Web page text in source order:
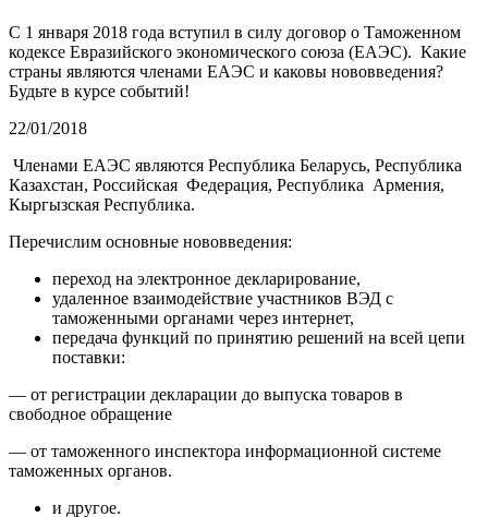
С 1 января 2018 года вступил в силу договор о Таможенном
кодексе Евразийского экономического союза (ЕАЭС). Какие
страны являются членами ЕАЭС и каковы нововведения?
Будьте в курсе событий!
22/01/2018
Членами ЕАЭС являются Республика Беларусь, Республика
Казахстан, Российская Федерация, Республика Армения,
Кыргызская Республика.
Перечислим основные нововведения:
переход на электронное декларирование,
удаленное взаимодействие участников ВЭД с
таможенными органами через интернет,
передача функций по принятию решений на всей цепи
поставки:
— от регистрации декларации до выпуска товаров в
свободное обращение
— от таможенного инспектора информационной системе
таможенных органов.
и другое.